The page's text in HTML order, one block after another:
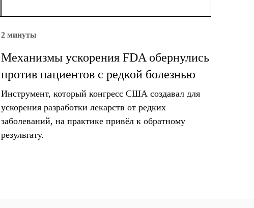
2 минуты
Механизмы ускорения FDA обернулись
против пациентов с редкой болезнью
Инструмент, который конгресс США создавал для
ускорения разработки лекарств от редких
заболеваний, на практике привёл к обратному
результату.